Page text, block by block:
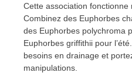
Cette association fonctionne
Combinez des Euphorbes
des Euphorbes polychroma
Euphorbes griffithii pour
besoins en drainage et
manipulations.